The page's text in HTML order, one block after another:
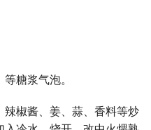
糖浆气泡。
椒酱、姜、蒜、香料等炒